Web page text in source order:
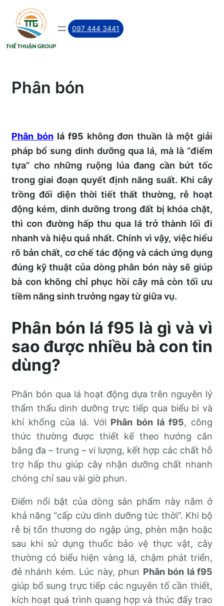
Skip
content
097 444 3441
Phân bón
Phân bónlá f95 không đơn thuần là một giải
pháp bổ sung dinh dưỡng qua lá, mà là “điểm
tựa” cho những ruộng lúa đang cần bứt tốc
trong giai đoạn quyết định năng suất. Khi cây
trồng đối diện thời tiết thất thường, rễ hoạt
động kém, dinh dưỡng trong đất bị khóa chặt,
thì con đường hấp thu qua lá trở thành lối đi
nhanh và hiệu quả nhất. Chính vì vậy, việc hiểu
rõ bản chất, cơ chế tác động và cách ứng dụng
đúng kỹ thuật của dòng phân bón này sẽ giúp
bà con không chỉ phục hồi cây mà còn tối ưu
tiềm năng sinh trưởng ngay từ giữa vụ.
Phân bón lá f95 là gì và vì
sao được nhiều bà con tin
dùng?
Phân bón qua lá hoạt động dựa trên nguyên lý
thẩm thấu dinh dưỡng trực tiếp qua biểu bì và
khí khổng của lá. Với Phân bón lá f95, công
thức thường được thiết kế theo hướng cân
bằng đa – trung – vi lượng, kết hợp các chất hỗ
trợ hấp thu giúp cây nhận dưỡng chất nhanh
chóng chỉ sau vài giờ phun.
Điểm nổi bật của dòng sản phẩm này nằm ở
khả năng “cấp cứu dinh dưỡng tức thời”. Khi bộ
rễ bị tổn thương do ngập úng, phèn mặn hoặc
sau khi sử dụng thuốc bảo vệ thực vật, cây
thường có biểu hiện vàng lá, chậm phát triển,
đẻ nhánh kém. Lúc này, phun Phân bón lá f95
giúp bổ sung trực tiếp các nguyên tố cần thiết,
kích hoạt quá trình quang hợp và thúc đẩy trao